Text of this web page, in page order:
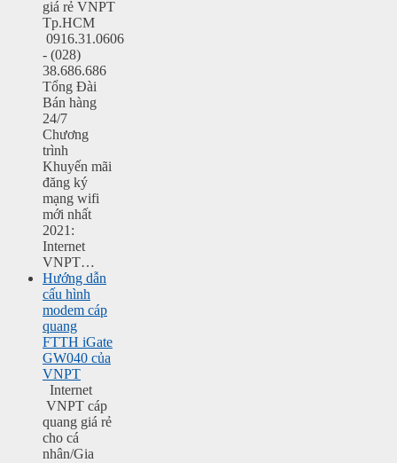
giá rẻ VNPT
Tp.HCM
0916.31.0606
- (028)
38.686.686
Tổng Đài
Bán hàng
24/7
Chương
trình
Khuyến mãi
đăng ký
mạng wifi
mới nhất
2021:
Internet
VNPT…
Hướng dẫn
cấu hình
modem cáp
quang
FTTH iGate
GW040 của
VNPT
Internet
VNPT cáp
quang giá rẻ
cho cá
nhân/Gia